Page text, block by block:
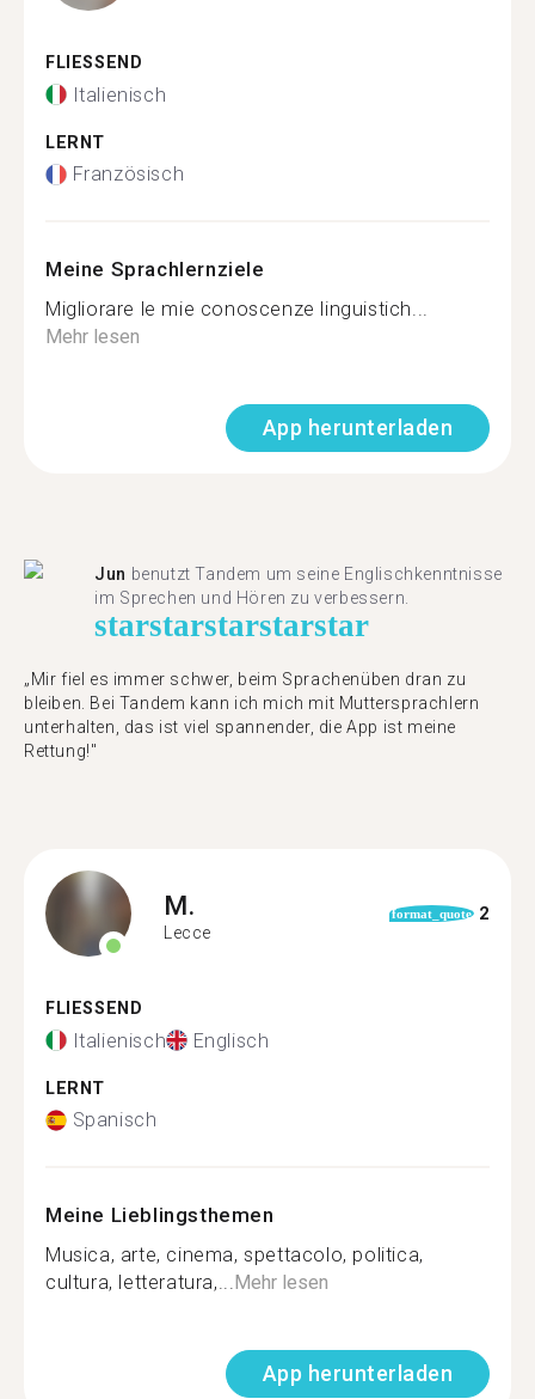
FLIESSEND
Italienisch
LERNT
Französisch
Meine Sprachlernziele
Migliorare le mie conoscenze linguistich...
Mehr lesen
App herunterladen
Jun benutzt Tandem um seine Englischkenntnisse
im Sprechen und Hören zu verbessern.
starstarstarstarstar
„Mir fiel es immer schwer, beim Sprachenüben dran zu
bleiben. Bei Tandem kann ich mich mit Muttersprachlern
unterhalten, das ist viel spannender, die App ist meine
Rettung!"
M.
Lecce
format_quote 2
FLIESSEND
Italienisch Englisch
LERNT
Spanisch
Meine Lieblingsthemen
Musica, arte, cinema, spettacolo, politica,
cultura, letteratura,...Mehr lesen
App herunterladen